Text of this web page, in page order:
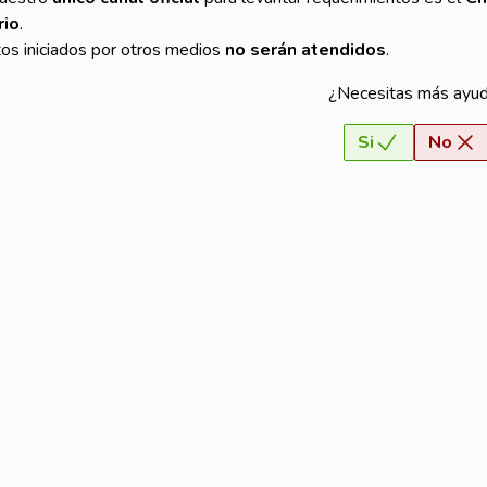
.
iniciados por otros medios no serán atendidos.
¿Necesitas más
Si No